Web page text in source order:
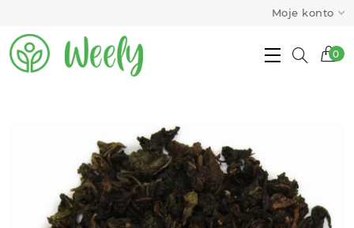
Moje konto
0